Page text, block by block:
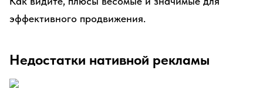
эффективного продвижения.
Недостатки нативной рекламы